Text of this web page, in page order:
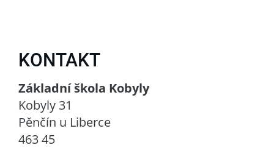
KONTAKT
Základní škola Kobyly
Kobyly 31
Pěnčín u Liberce
463 45